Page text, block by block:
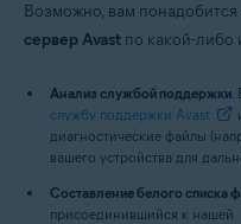
Все потребительские
Операционные системы:
Windows и macOS
Возможно, вам понадобится
сервер Avast по какой-либо
Анализ службой поддержки.
службу поддержки Avast
диагностические файлы
вашего устройства для
Составление белого списка
присоединившийся к нашей